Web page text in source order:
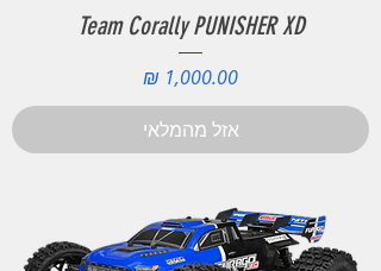
Team Corally PUNISHER XD
מחיר
אזל מהמלאי